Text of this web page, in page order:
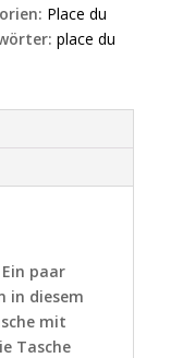
Place du
place du
Ein paar
in diesem
mit
Tasche